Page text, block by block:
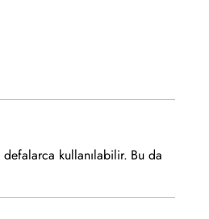
kullanılabilir. Bu da